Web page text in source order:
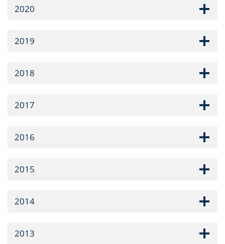
2020
2019
2018
2017
2016
2015
2014
2013